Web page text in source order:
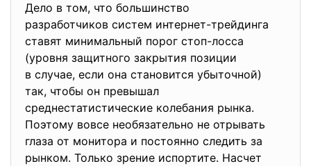
Дело в том, что большинство
разработчиков систем интернет-трейдинга
ставят минимальный порог стоп-лосса
(уровня защитного закрытия позиции
в случае, если она становится убыточной)
так, чтобы он превышал
среднестатистические колебания рынка.
Поэтому вовсе необязательно не отрывать
глаза от монитора и постоянно следить за
рынком. Только зрение испортите. Насчет